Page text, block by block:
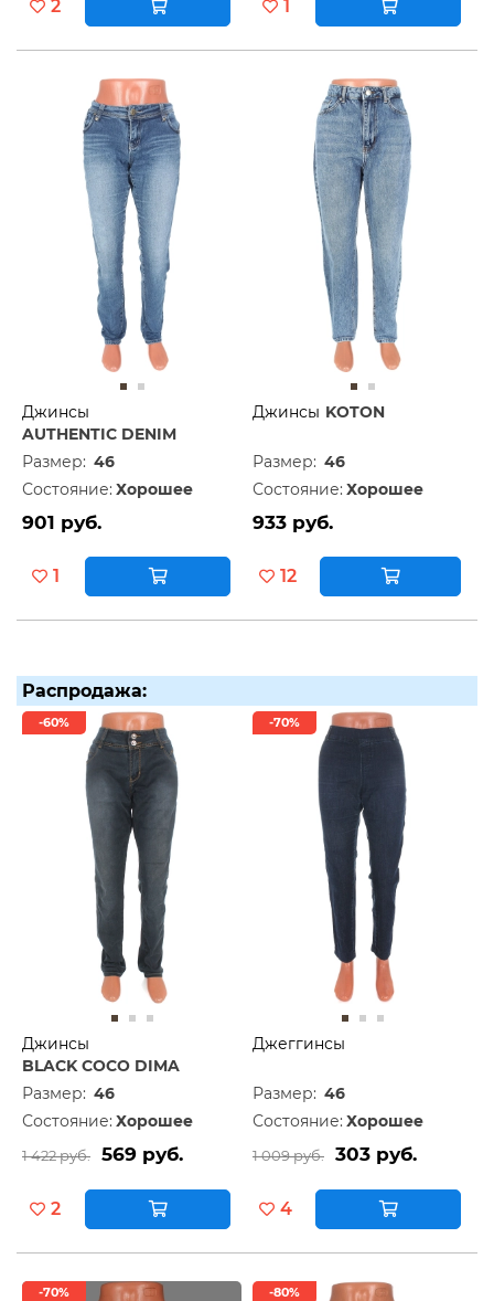
2 1
Джинсы
AUTHENTIC DENIM
Размер: 46
Состояние: Хорошее
901 руб.
1
Джинсы KOTON
Размер: 46
Состояние: Хорошее
933 руб.
12
Распродажа:
-60%
Джинсы
BLACK COCO DIMA
Размер: 46
Состояние: Хорошее
1 422 руб. 569 руб.
2
-70%
Джеггинсы
Размер: 46
Состояние: Хорошее
1 009 руб. 303 руб.
4
-70% -80%